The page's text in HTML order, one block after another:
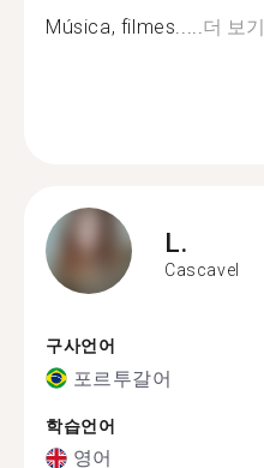
Música, filmes.....더 보기
L.
Cascavel
구사언어
포르투갈어
학습언어
영어